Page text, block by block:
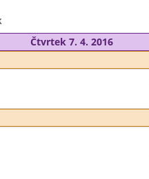
Čtvrtek 7. 4. 2016